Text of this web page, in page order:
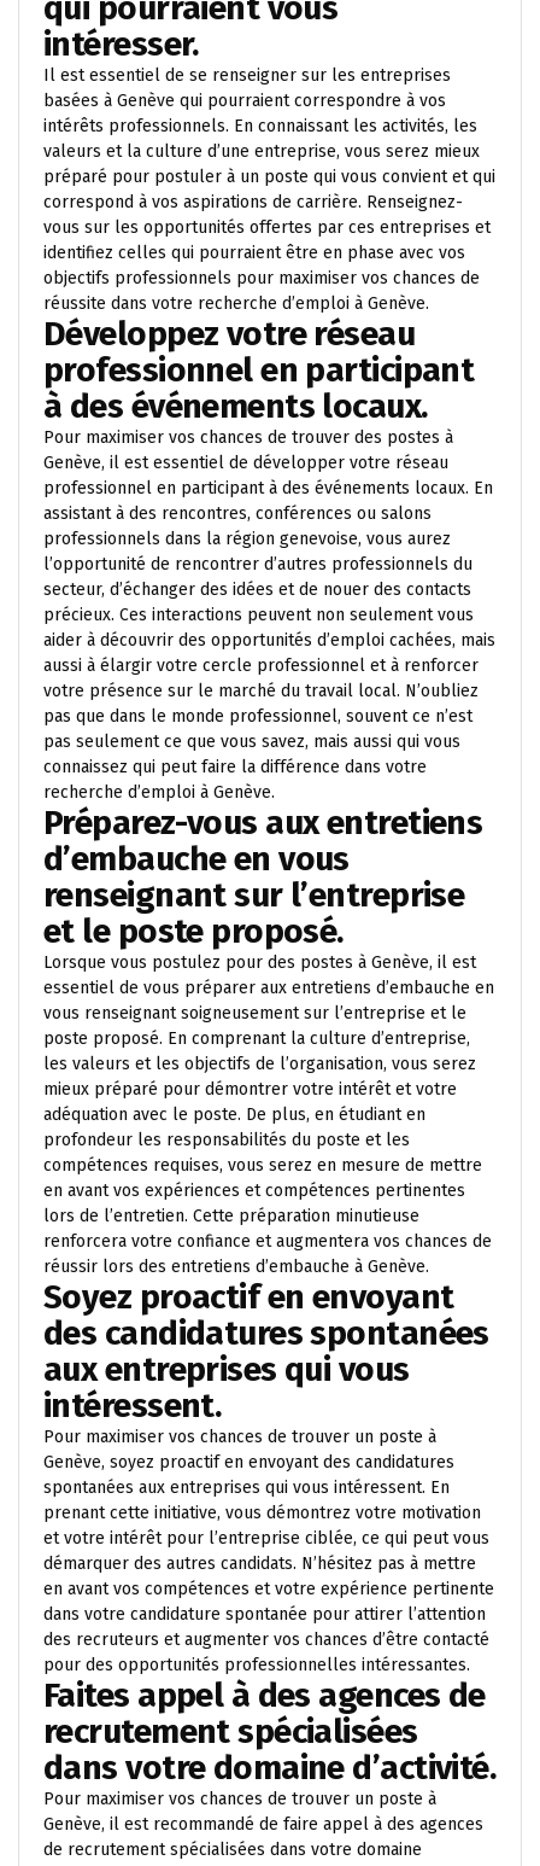
intéresser.
Il est essentiel de se renseigner sur les entreprises
basées à Genève qui pourraient correspondre à vos
intérêts professionnels. En connaissant les activités, les
valeurs et la culture d’une entreprise, vous serez mieux
préparé pour postuler à un poste qui vous convient et qui
correspond à vos aspirations de carrière. Renseignez-
vous sur les opportunités offertes par ces entreprises et
identifiez celles qui pourraient être en phase avec vos
objectifs professionnels pour maximiser vos chances de
réussite dans votre recherche d’emploi à Genève.
Développez votre réseau
professionnel en participant
à des événements locaux.
Pour maximiser vos chances de trouver des postes à
Genève, il est essentiel de développer votre réseau
professionnel en participant à des événements locaux. En
assistant à des rencontres, conférences ou salons
professionnels dans la région genevoise, vous aurez
l’opportunité de rencontrer d’autres professionnels du
secteur, d’échanger des idées et de nouer des contacts
précieux. Ces interactions peuvent non seulement vous
aider à découvrir des opportunités d’emploi cachées, mais
aussi à élargir votre cercle professionnel et à renforcer
votre présence sur le marché du travail local. N’oubliez
pas que dans le monde professionnel, souvent ce n’est
pas seulement ce que vous savez, mais aussi qui vous
connaissez qui peut faire la différence dans votre
recherche d’emploi à Genève.
Préparez-vous aux entretiens
d’embauche en vous
renseignant sur l’entreprise
et le poste proposé.
Lorsque vous postulez pour des postes à Genève, il est
essentiel de vous préparer aux entretiens d’embauche en
vous renseignant soigneusement sur l’entreprise et le
poste proposé. En comprenant la culture d’entreprise,
les valeurs et les objectifs de l’organisation, vous serez
mieux préparé pour démontrer votre intérêt et votre
adéquation avec le poste. De plus, en étudiant en
profondeur les responsabilités du poste et les
compétences requises, vous serez en mesure de mettre
en avant vos expériences et compétences pertinentes
lors de l’entretien. Cette préparation minutieuse
renforcera votre confiance et augmentera vos chances de
réussir lors des entretiens d’embauche à Genève.
Soyez proactif en envoyant
des candidatures spontanées
aux entreprises qui vous
intéressent.
Pour maximiser vos chances de trouver un poste à
Genève, soyez proactif en envoyant des candidatures
spontanées aux entreprises qui vous intéressent. En
prenant cette initiative, vous démontrez votre motivation
et votre intérêt pour l’entreprise ciblée, ce qui peut vous
démarquer des autres candidats. N’hésitez pas à mettre
en avant vos compétences et votre expérience pertinente
dans votre candidature spontanée pour attirer l’attention
des recruteurs et augmenter vos chances d’être contacté
pour des opportunités professionnelles intéressantes.
Faites appel à des agences de
recrutement spécialisées
dans votre domaine d’activité.
Pour maximiser vos chances de trouver un poste à
Genève, il est recommandé de faire appel à des agences
de recrutement spécialisées dans votre domaine